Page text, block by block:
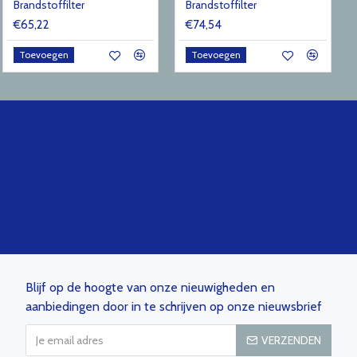
Brandstoffilter
€65,22
Toevoegen
Brandstoffilter
€74,54
Toevoegen
Blijf op de hoogte van onze nieuwigheden en
aanbiedingen door in te schrijven op onze nieuwsbrief
VERZENDEN